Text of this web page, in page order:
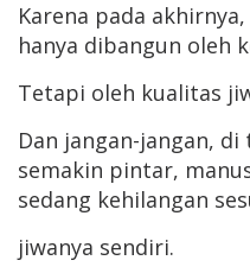
Karena pada
hanya dibangun oleh
Tetapi oleh kualitas
Dan jangan-jangan,
semakin pintar,
sedang kehilangan
jiwanya sendiri.